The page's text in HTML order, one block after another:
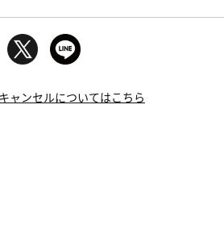
ャンセルについてはこちら